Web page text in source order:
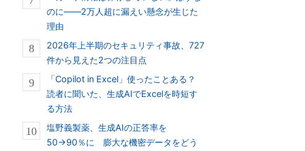
のに――2万人超に漏えい懸念が生じた
理由
2026年上半期のセキュリティ事故、727
件から見えた2つの注目点
「Copilot in Excel」使ったことある？
読者に聞いた、生成AIでExcelを時短す
る方法
塩野義製薬、生成AIの正答率を
50→90％に 膨大な機密データをどう